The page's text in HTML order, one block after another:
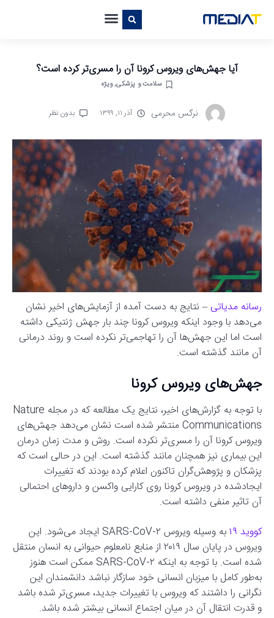
آیا جهش‌های ویروس کرونا آن را مسری‌تر کرده است؟
سلامت و پزشکی,ویژه
نرگس محرمی آذر ۱۱, ۱۳۹۹ بدون نظر
رسانه مدیاتی – نتایج به دست آمده از آزمایش‌های اخیر نشان
می‌دهد با وجود اینکه ویروس کرونا چند بار جهش ژنتیکی داشته
است اما این جهش‌ها آن را تهاجمی‌تر نکرده است و روند درمانی
آن مانند گذشته است.
جهش‌های ویروس کرونا
با توجه به گزارش‌های اخیر، نتایج یک مطالعه که در مجله Nature
Communications منتشر شده است نشان می‌دهد جهش‌های
ویروس کرونا آن را مسری‌تر نکرده است. روش و مدت زمان درمان‌
این بیماری نیز همچنان مانند گذشته است. این در حالی است که
پزشکان و پژوهش‌گران تاکنون اعلام کرده بودند که تغییرات
ایجادشده در ویروس کرونا روی کارایی واکسن و داروهای احتمالی
آن تاثیر منفی داشته است.
کووید ۱۹
به وسیله ویروس SARS-CoV-۲ ایجاد می‌شود. این
ویروس در پایان سال ۲۰۱۹ از منابع نامعلوم حیوانی به انسان منتقل
شده است. با توجه به اینکه SARS-CoV-۲ ممکن است هنوز
به‌طور کامل با میزبان انسانی خود سازگار نباشد دانشمندان این
نگرانی را داشتند که ویروس با تغییرات جدید، مسری‌تر شده باشد
و قدرت انتقال آن در میان اجتماع انسانی بیشتر شده باشد.